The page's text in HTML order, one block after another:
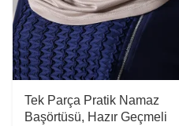
Tek Parça Pratik Namaz
Başörtüsü, Hazır Geçmeli